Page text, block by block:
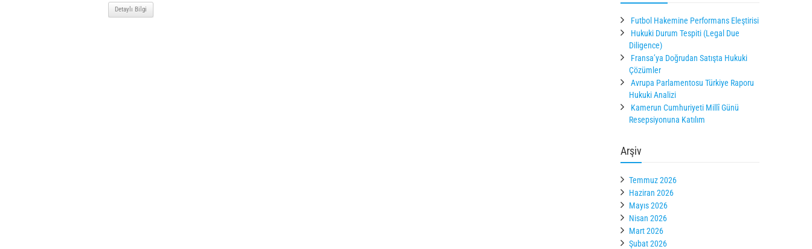
Detaylı Bilgi
Futbol Hakemine Performans Eleştirisi
Hukuki Durum Tespiti (Legal Due
Diligence)
Fransa’ya Doğrudan Satışta Hukuki
Çözümler
Avrupa Parlamentosu Türkiye Raporu
Hukuki Analizi
Kamerun Cumhuriyeti Millî Günü
Resepsiyonuna Katılım
Arşiv
Temmuz 2026
Haziran 2026
Mayıs 2026
Nisan 2026
Mart 2026
Şubat 2026